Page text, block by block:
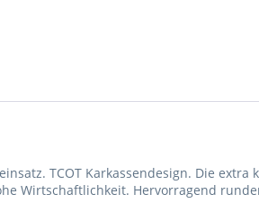
TCOT Karkassendesign. Die extra
Wirtschaftlichkeit. Hervorragend